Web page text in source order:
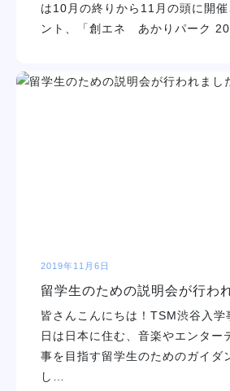
は10月の終りから11月の頭に開
ント、「創エネ あかりパーク
2019年11月6日
留学生のための説明会が行わ
皆さんこんにちは！TSM渋谷入学
日は日本に住む、音楽やエンター
事を目指す留学生のためのガイダ
し…
スクールライフ